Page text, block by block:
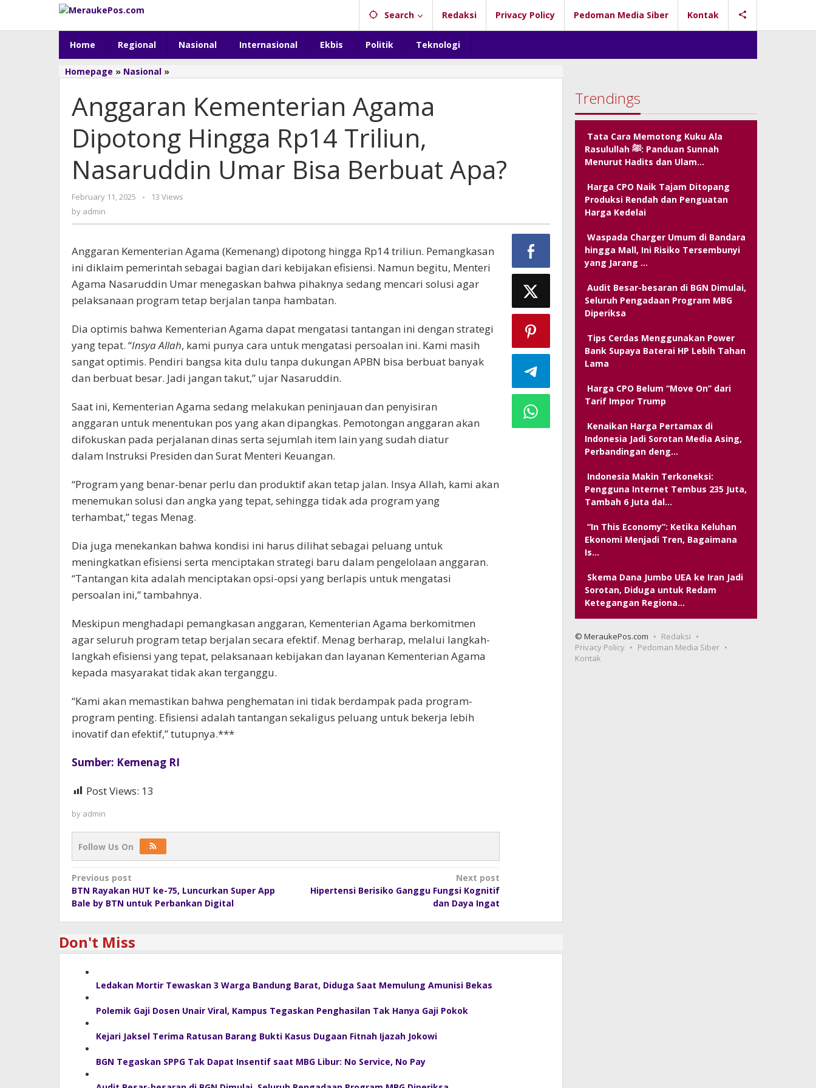
content
Search Redaksi Privacy Policy Pedoman Media Siber Kontak
Home Regional Nasional Internasional Ekbis Politik Teknologi
Homepage » Nasional »
Agama
Dipotong
Rp14
Triliun,
Nasaruddin
Umar
Berbuat
Anggaran Kementerian Agama
Dipotong Hingga Rp14 Triliun,
Nasaruddin Umar Bisa Berbuat Apa?
February 11, 2025
by
-
13 Views
by admin
Anggaran Kementerian Agama (Kemenang) dipotong hingga Rp14 triliun. Pemangkasan
ini diklaim pemerintah sebagai bagian dari kebijakan efisiensi. Namun begitu, Menteri
Agama Nasaruddin Umar menegaskan bahwa pihaknya sedang mencari solusi agar
pelaksanaan program tetap berjalan tanpa hambatan.
Dia optimis bahwa Kementerian Agama dapat mengatasi tantangan ini dengan strategi
yang tepat. “Insya Allah, kami punya cara untuk mengatasi persoalan ini. Kami masih
sangat optimis. Pendiri bangsa kita dulu tanpa dukungan APBN bisa berbuat banyak
dan berbuat besar. Jadi jangan takut,” ujar Nasaruddin.
Saat ini, Kementerian Agama sedang melakukan peninjauan dan penyisiran
anggaran untuk menentukan pos yang akan dipangkas. Pemotongan anggaran akan
difokuskan pada perjalanan dinas serta sejumlah item lain yang sudah diatur
dalam Instruksi Presiden dan Surat Menteri Keuangan.
“Program yang benar-benar perlu dan produktif akan tetap jalan. Insya Allah, kami akan
menemukan solusi dan angka yang tepat, sehingga tidak ada program yang
terhambat,” tegas Menag.
Dia juga menekankan bahwa kondisi ini harus dilihat sebagai peluang untuk
meningkatkan efisiensi serta menciptakan strategi baru dalam pengelolaan anggaran.
“Tantangan kita adalah menciptakan opsi-opsi yang berlapis untuk mengatasi
persoalan ini,” tambahnya.
Meskipun menghadapi pemangkasan anggaran, Kementerian Agama berkomitmen
agar seluruh program tetap berjalan secara efektif. Menag berharap, melalui langkah-
langkah efisiensi yang tepat, pelaksanaan kebijakan dan layanan Kementerian Agama
kepada masyarakat tidak akan terganggu.
“Kami akan memastikan bahwa penghematan ini tidak berdampak pada program-
program penting. Efisiensi adalah tantangan sekaligus peluang untuk bekerja lebih
inovatif dan efektif,” tutupnya.***
Sumber: Kemenag RI
Post Views: 13
by admin
Follow Us On
Post
navigation
Previous post
BTN Rayakan HUT ke-75, Luncurkan Super App
Bale by BTN untuk Perbankan Digital
Next post
Hipertensi Berisiko Ganggu Fungsi Kognitif
dan Daya Ingat
Don't Miss
Ledakan Mortir Tewaskan 3 Warga Bandung Barat, Diduga Saat Memulung Amunisi Bekas
Polemik Gaji Dosen Unair Viral, Kampus Tegaskan Penghasilan Tak Hanya Gaji Pokok
Kejari Jaksel Terima Ratusan Barang Bukti Kasus Dugaan Fitnah Ijazah Jokowi
BGN Tegaskan SPPG Tak Dapat Insentif saat MBG Libur: No Service, No Pay
Trendings
Tata Cara Memotong Kuku Ala
Rasulullah ﷺ: Panduan Sunnah
Menurut Hadits dan Ulam…
Harga CPO Naik Tajam Ditopang
Produksi Rendah dan Penguatan
Harga Kedelai
Waspada Charger Umum di Bandara
hingga Mall, Ini Risiko Tersembunyi
yang Jarang …
Audit Besar-besaran di BGN Dimulai,
Seluruh Pengadaan Program MBG
Diperiksa
Tips Cerdas Menggunakan Power
Bank Supaya Baterai HP Lebih Tahan
Lama
Harga CPO Belum “Move On” dari
Tarif Impor Trump
Kenaikan Harga Pertamax di
Indonesia Jadi Sorotan Media Asing,
Perbandingan deng…
Indonesia Makin Terkoneksi:
Pengguna Internet Tembus 235 Juta,
Tambah 6 Juta dal…
“In This Economy”: Ketika Keluhan
Ekonomi Menjadi Tren, Bagaimana
Is…
Skema Dana Jumbo UEA ke Iran Jadi
Sorotan, Diduga untuk Redam
Ketegangan Regiona…
© MeraukePos.com
Redaksi
Privacy Policy
Pedoman Media Siber
Kontak